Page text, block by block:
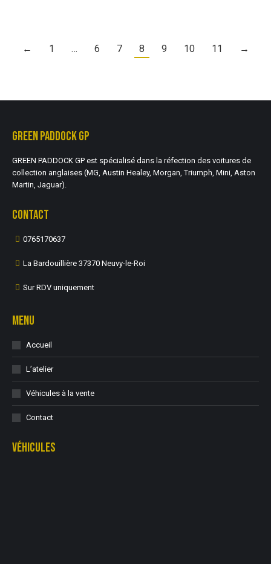
← 1 … 6 7 8 9 10 11 →
GREEN PADDOCK GP
GREEN PADDOCK GP est spécialisé dans la réfection des voitures de
collection anglaises (MG, Austin Healey, Morgan, Triumph, Mini, Aston
Martin, Jaguar).
CONTACT
0765170637
La Bardouillière 37370 Neuvy-le-Roi
Sur RDV uniquement
MENU
Accueil
L’atelier
Véhicules à la vente
Contact
VÉHICULES